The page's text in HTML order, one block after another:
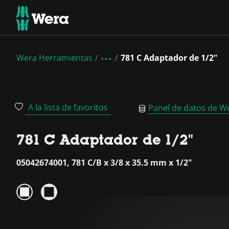
Wera Herramientas 781 C Adaptador de 1/2"
A la lista de favoritos Panel de datos de
781 C Adaptador de 1/2"
05042674001, 781 C/B x 3/8 x 35.5 mm x 1/2"